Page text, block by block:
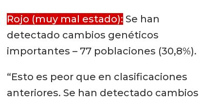
Rojo (muy mal estado): Se han
detectado cambios genéticos
importantes – 77 poblaciones (30,8%).
“Esto es peor que en clasificaciones
anteriores. Se han detectado cambios